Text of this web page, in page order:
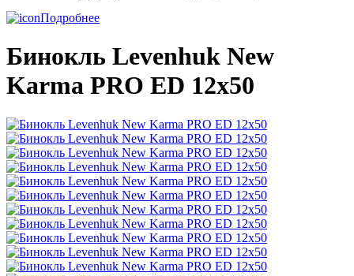
Подробнее
Бинокль Levenhuk New
Karma PRO ED 12x50